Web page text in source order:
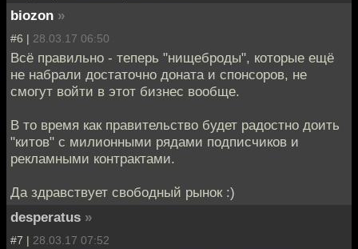
biozon »
#6 | 28.03.17 06:50
Всё правильно - теперь "нищеброды", которые ещё
не набрали достаточно доната и спонсоров, не
смогут войти в этот бизнес вообще.
В то время как правительство будет радостно доить
"китов" с милионными рядами подписчиков и
рекламными контрактами.
Да здравствует свободный рынок :)
desperatus »
#7 | 28.03.17 07:52